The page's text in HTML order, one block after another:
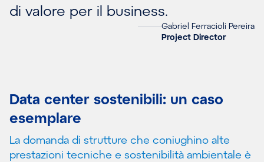
di valore per il business.
Gabriel Ferracioli Pereira
Project Director
Data center sostenibili: un caso
esemplare
La domanda di strutture che coniughino alte
prestazioni tecniche e sostenibilità ambientale è